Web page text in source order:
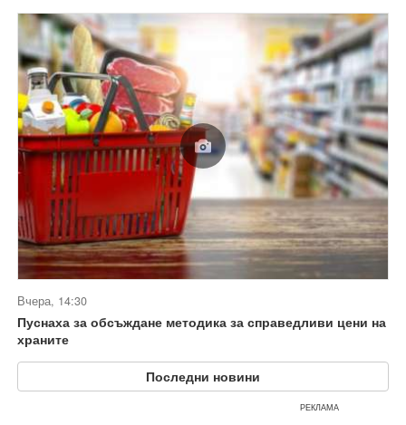
Вчера, 14:30
Пуснаха за обсъждане методика за справедливи цени на
храните
Последни новини
РЕКЛАМА